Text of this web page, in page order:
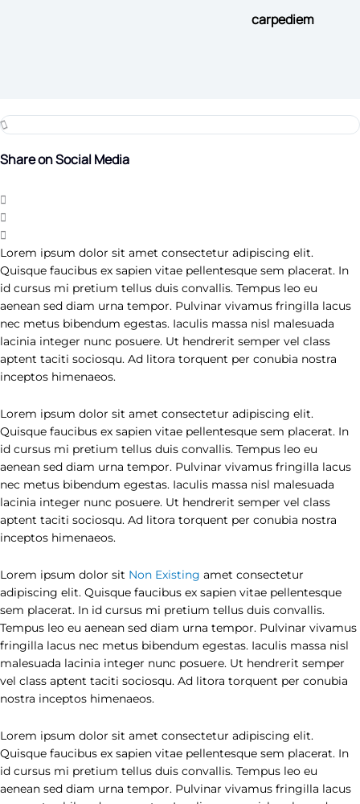
carpediem
Share on Social Media
Lorem ipsum dolor sit amet consectetur adipiscing elit.
Quisque faucibus ex sapien vitae pellentesque sem placerat. In
id cursus mi pretium tellus duis convallis. Tempus leo eu
aenean sed diam urna tempor. Pulvinar vivamus fringilla lacus
nec metus bibendum egestas. Iaculis massa nisl malesuada
lacinia integer nunc posuere. Ut hendrerit semper vel class
aptent taciti sociosqu. Ad litora torquent per conubia nostra
inceptos himenaeos.
Lorem ipsum dolor sit amet consectetur adipiscing elit.
Quisque faucibus ex sapien vitae pellentesque sem placerat. In
id cursus mi pretium tellus duis convallis. Tempus leo eu
aenean sed diam urna tempor. Pulvinar vivamus fringilla lacus
nec metus bibendum egestas. Iaculis massa nisl malesuada
lacinia integer nunc posuere. Ut hendrerit semper vel class
aptent taciti sociosqu. Ad litora torquent per conubia nostra
inceptos himenaeos.
Lorem ipsum dolor sit Non Existing amet consectetur
adipiscing elit. Quisque faucibus ex sapien vitae pellentesque
sem placerat. In id cursus mi pretium tellus duis convallis.
Tempus leo eu aenean sed diam urna tempor. Pulvinar vivamus
fringilla lacus nec metus bibendum egestas. Iaculis massa nisl
malesuada lacinia integer nunc posuere. Ut hendrerit semper
vel class aptent taciti sociosqu. Ad litora torquent per conubia
nostra inceptos himenaeos.
Lorem ipsum dolor sit amet consectetur adipiscing elit.
Quisque faucibus ex sapien vitae pellentesque sem placerat. In
id cursus mi pretium tellus duis convallis. Tempus leo eu
aenean sed diam urna tempor. Pulvinar vivamus fringilla lacus